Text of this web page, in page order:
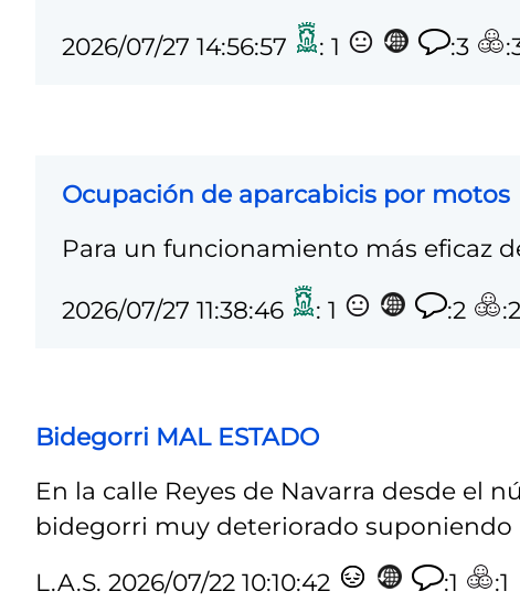
2026/07/27 14:56:57 : 1 :3
Ocupación de aparcabicis por motos
Para un funcionamiento más eficaz
2026/07/27 11:38:46 : 1 :2 :2
Bidegorri MAL ESTADO
En la calle Reyes de Navarra desde el
bidegorri muy deteriorado suponiendo
L.A.S. 2026/07/22 10:10:42 :1 :1